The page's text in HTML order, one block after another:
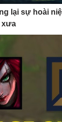
lại sự hoài
xưa